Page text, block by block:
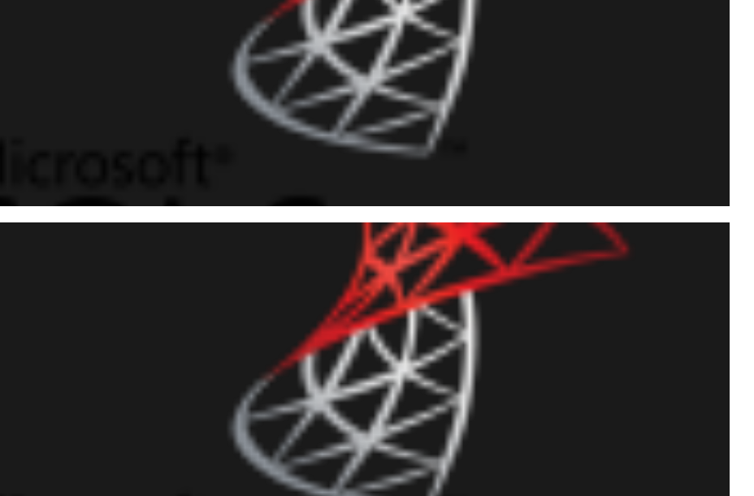
SQL Server - Como ler, importar e exportar dados de